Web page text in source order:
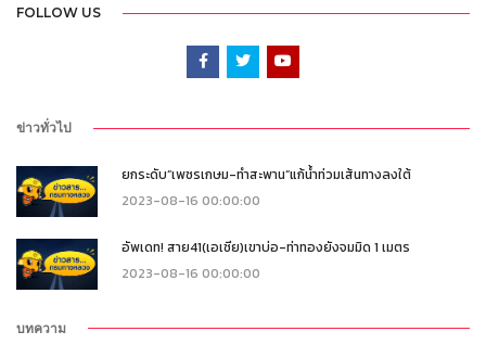
FOLLOW US
ข่าวทั่วไป
ยกระดับ”เพชรเกษม-ทำสะพาน”แก้น้ำท่วมเส้นทางลงใต้
2023-08-16 00:00:00
อัพเดท! สาย41(เอเชีย)เขาบ่อ-ท่าทองยังจมมิด 1 เมตร
2023-08-16 00:00:00
บทความ